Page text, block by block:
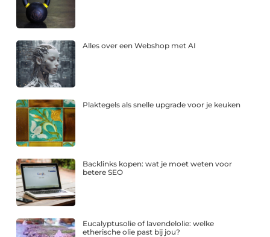
Alles over een Webshop met AI
Plaktegels als snelle upgrade voor je keuken
Backlinks kopen: wat je moet weten voor
betere SEO
Eucalyptusolie of lavendelolie: welke
etherische olie past bij jou?